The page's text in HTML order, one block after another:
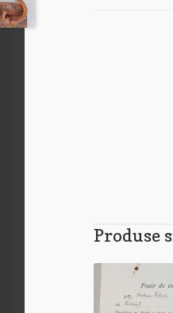
Produse